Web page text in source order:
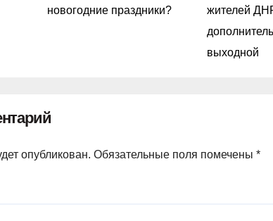
новогодние праздники?
жителей
выходной
опубликован. Обязательные поля помечены *